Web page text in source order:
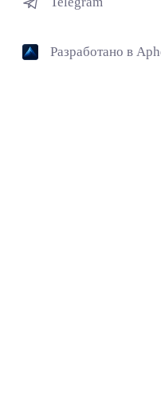
Разработано в